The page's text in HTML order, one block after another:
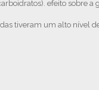
efeito sobre a
tiveram um alto nível